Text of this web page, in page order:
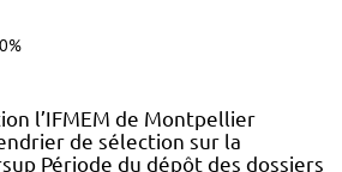
l’IFMEM de Montpellier
de sélection sur la
Période du dépôt des dossiers